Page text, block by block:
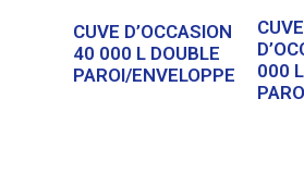
CUVE D’OCCASION
40 000 L DOUBLE
PAROI/ENVELOPPE
CUVE
000